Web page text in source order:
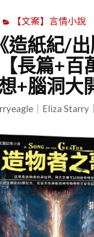
【文案】言情小說
造紙紀/
長篇+百
+腦洞大
｜Eliza Starry